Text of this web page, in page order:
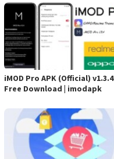
iMOD Pro APK (Official) v1.3.4
Free Download | imodapk